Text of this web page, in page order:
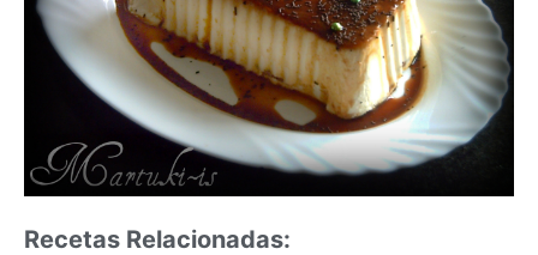
Recetas Relacionadas: